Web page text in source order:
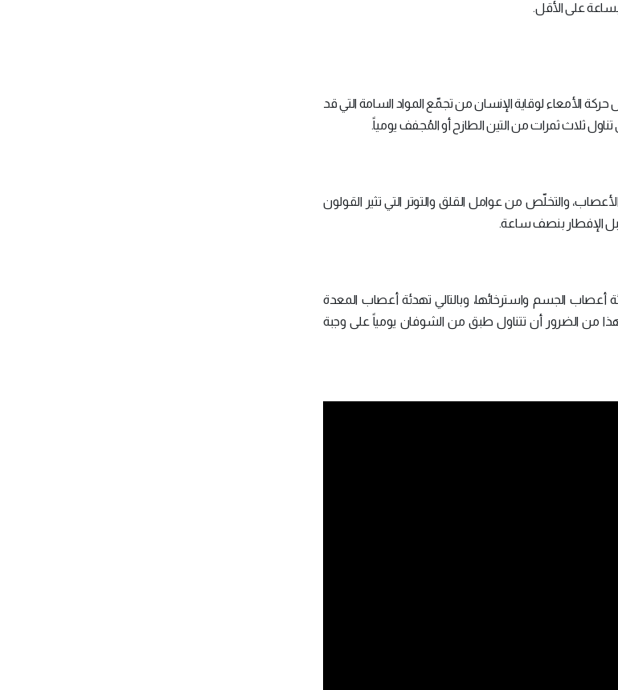
على الأقل.
حركة الأمعاء لوقاية الإنسان من تجمّع المواد السامة التي قد
ثلاث ثمرات من التين الطازح أو المُجفف يومياً.
والتخلّص من عوامل القلق والتوتر التي تثير القولون
الإفطار بنصف ساعة.
الجسم واسترخائها، وبالتالي تهدئة أعصاب المعدة
من الضرور أن تتناول طبق من الشوفان يومياً على وجبة